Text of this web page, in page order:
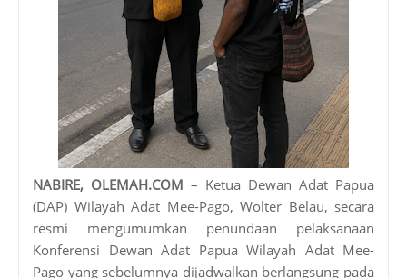
NABIRE, OLEMAH.COM – Ketua Dewan Adat Papua
(DAP) Wilayah Adat Mee-Pago, Wolter Belau, secara
resmi mengumumkan penundaan pelaksanaan
Konferensi Dewan Adat Papua Wilayah Adat Mee-
Pago yang sebelumnya dijadwalkan berlangsung pada